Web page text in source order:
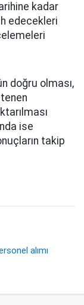
kadar
edecekleri
doğru olması,
ise
takip
alımı